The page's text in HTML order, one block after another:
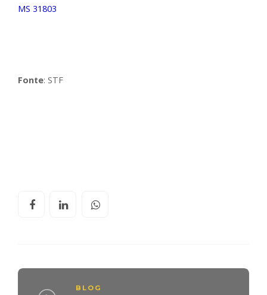
MS 31803
Fonte: STF
BLOG